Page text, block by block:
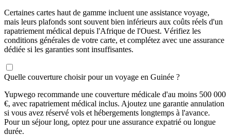
Certaines cartes haut de gamme incluent une assistance voyage,
mais leurs plafonds sont souvent bien inférieurs aux coûts réels d'un
rapatriement médical depuis l'Afrique de l'Ouest. Vérifiez les
conditions générales de votre carte, et complétez avec une assurance
dédiée si les garanties sont insuffisantes.
Quelle couverture choisir pour un voyage en Guinée ?
Yupwego recommande une couverture médicale d'au moins 500 000
€, avec rapatriement médical inclus. Ajoutez une garantie annulation
si vous avez réservé vols et hébergements longtemps à l'avance.
Pour un séjour long, optez pour une assurance expatrié ou longue
durée.